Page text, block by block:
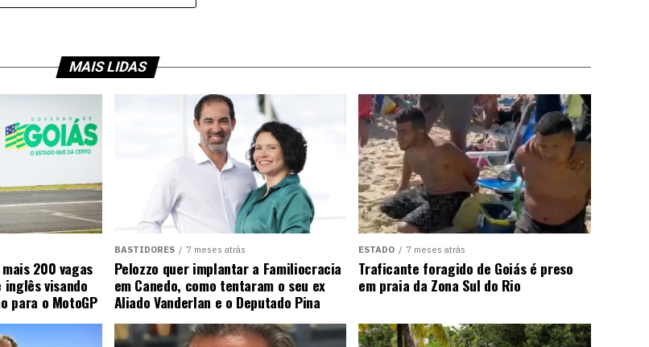
MAIS LIDAS
200 vagas
visando
para o MotoGP
BASTIDORES 7 meses atrás
Pelozzo quer implantar a Familiocracia
em Canedo, como tentaram o seu ex
Aliado Vanderlan e o Deputado Pina
ESTADO 7 meses atrás
Traficante foragido de Goiás é preso
em praia da Zona Sul do Rio